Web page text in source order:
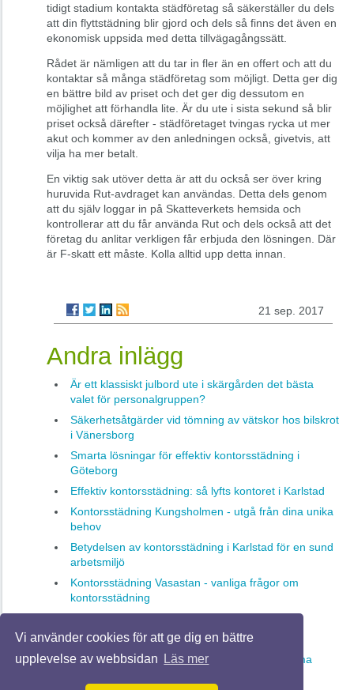
Vi använder cookies för att ge dig en bättre
upplevelse av webbsidan
Läs mer
tidigt stadium kontakta städföretag så säkerställer du dels
att din flyttstädning blir gjord och dels så finns det även en
ekonomisk uppsida med detta tillvägagångssätt.
Rådet är nämligen att du tar in fler än en offert och att du
kontaktar så många städföretag som möjligt. Detta ger dig
en bättre bild av priset och det ger dig dessutom en
möjlighet att förhandla lite. Är du ute i sista sekund så blir
priset också därefter - städföretaget tvingas rycka ut mer
akut och kommer av den anledningen också, givetvis, att
vilja ha mer betalt.
En viktig sak utöver detta är att du också ser över kring
huruvida Rut-avdraget kan användas. Detta dels genom
att du själv loggar in på Skatteverkets hemsida och
kontrollerar att du får använda Rut och dels också att det
företag du anlitar verkligen får erbjuda den lösningen. Där
är F-skatt ett måste. Kolla alltid upp detta innan.
21 sep. 2017
Andra inlägg
Är ett klassiskt julbord ute i skärgården det bästa
valet för personalgruppen?
Säkerhetsåtgärder vid tömning av vätskor hos bilskrot
i Vänersborg
Smarta lösningar för effektiv kontorsstädning i
Göteborg
Effektiv kontorsstädning: så lyfts kontoret i Karlstad
Kontorsstädning Kungsholmen - utgå från dina unika
behov
Betydelsen av kontorsstädning i Karlstad för en sund
arbetsmiljö
Kontorsstädning Vasastan - vanliga frågor om
kontorsstädning
Effektiv trappstädning i Solna
Byggskyltar – allt du behöver veta för att komma